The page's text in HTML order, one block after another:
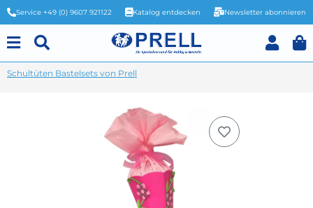
Service +49 (0) 9607 921122 Katalog entdecken Newsletter abonnieren
Schultüten Bastelsets von Prell